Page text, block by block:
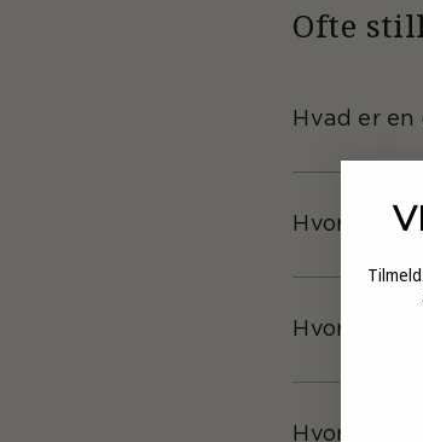
Ofte
Hvad er en
Hvorfor
Hvordan
Hvordan